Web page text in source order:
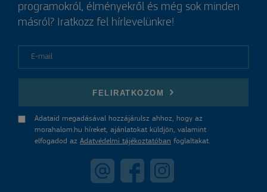
programokról, élményekről és még sok minden
másról? Iratkozz fel hírlevelünkre!
FELIRATKOZOM
Adataid megadásával hozzájárulsz ahhoz, hogy az
morahalom.hu híreket, ajánlatokat küldjön, valamint
elfogadod az Adatvédelmi tájékoztatóban foglaltakat.